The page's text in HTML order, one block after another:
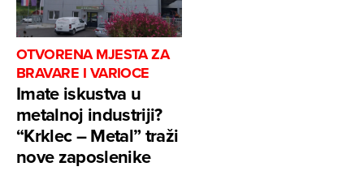
OTVORENA MJESTA ZA
BRAVARE I VARIOCE
Imate iskustva u
metalnoj industriji?
“Krklec – Metal” traži
nove zaposlenike